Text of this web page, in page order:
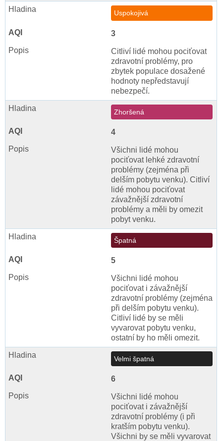
Uspokojivá
3
Citliví lidé mohou pociťovat
zdravotní problémy, pro
zbytek populace dosažené
hodnoty nepředstavují
nebezpečí.
Zhoršená
4
Všichni lidé mohou
pociťovat lehké zdravotní
problémy (zejména při
delším pobytu venku). Citliví
lidé mohou pociťovat
závažnější zdravotní
problémy a měli by omezit
pobyt venku.
Špatná
5
Všichni lidé mohou
pociťovat i závažnější
zdravotní problémy (zejména
při delším pobytu venku).
Citliví lidé by se měli
vyvarovat pobytu venku,
ostatní by ho měli omezit.
Velmi špatná
6
Všichni lidé mohou
pociťovat i závažnější
zdravotní problémy (i při
kratším pobytu venku).
Všichni by se měli vyvarovat